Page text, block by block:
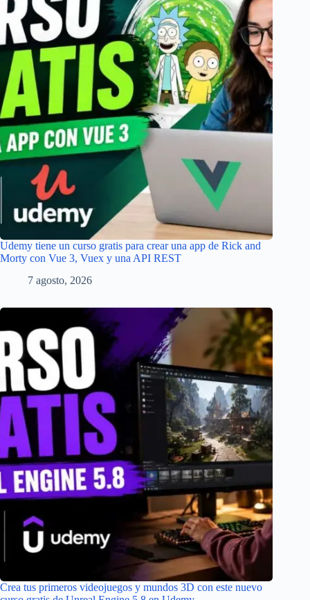
Udemy tiene un curso gratis para crear una app de Rick and
Morty con Vue 3, Vuex y una API REST
7 agosto, 2026
Crea tus primeros videojuegos y mundos 3D con este nuevo